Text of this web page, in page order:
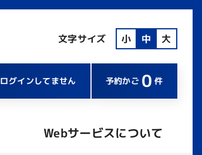
文字サイズ 小 中 大
ログインしてません 予約かご 0 件
Webサービスについて